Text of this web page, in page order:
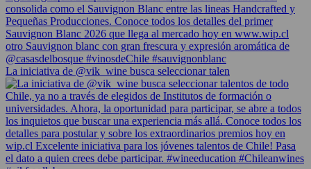
La iniciativa de @vik_wine busca seleccionar talen